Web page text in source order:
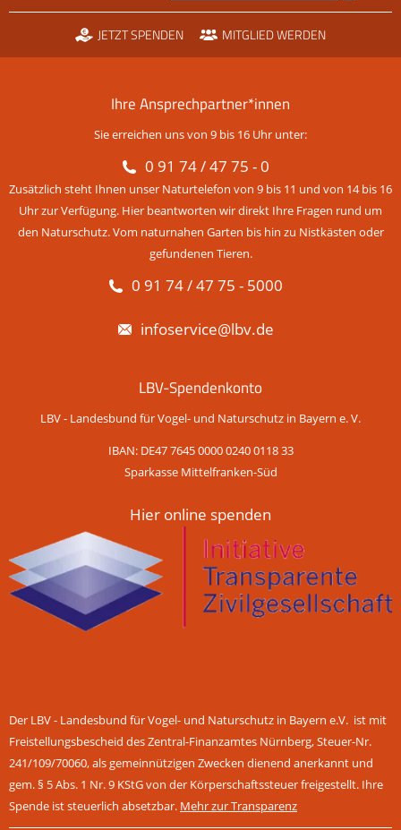
JETZT SPENDEN MITGLIED WERDEN
Ihre Ansprechpartner*innen
Sie erreichen uns von 9 bis 16 Uhr unter:
0 91 74 / 47 75 - 0
Zusätzlich steht Ihnen unser Naturtelefon von 9 bis 11 und von 14 bis 16
Uhr zur Verfügung. Hier beantworten wir direkt Ihre Fragen rund um
den Naturschutz. Vom naturnahen Garten bis hin zu Nistkästen oder
gefundenen Tieren.
0 91 74 / 47 75 - 5000
infoservice@lbv.de
LBV-Spendenkonto
LBV - Landesbund für Vogel- und Naturschutz in Bayern e. V.
IBAN: DE47 7645 0000 0240 0118 33
Sparkasse Mittelfranken-Süd
Hier online spenden
Der LBV - Landesbund für Vogel- und Naturschutz in Bayern e.V. ist mit
Freistellungsbescheid des Zentral-Finanzamtes Nürnberg, Steuer-Nr.
241/109/70060, als gemeinnützigen Zwecken dienend anerkannt und
gem. § 5 Abs. 1 Nr. 9 KStG von der Körperschaftssteuer freigestellt. Ihre
Spende ist steuerlich absetzbar. Mehr zur Transparenz